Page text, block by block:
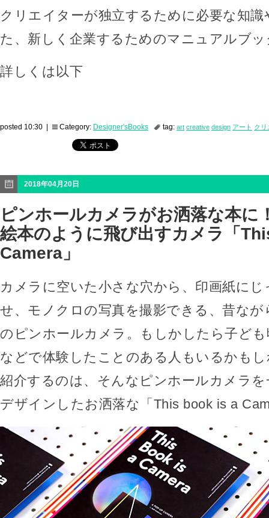
クリエイターが独立するために必要な知
た、新しく企業するためのマニュアルブ
詳しくは以下
posted 10:30 | Category: Designer'sBooks tag: art creative design アート クリ
2018年04月20日
ピンホールカメラがお洒落な本に
絵本のように飛び出すカメラ「
Camera」
カメラに空いた小さな穴から、印画紙に
せ、モノクロの写真を撮影できる、昔なが
のピンホールカメラ。もしかしたら子ど
などで体験したことのある人もいるかも
紹介するのは、そんなピンホールカメラ
デザインしたお洒落な「This book is a